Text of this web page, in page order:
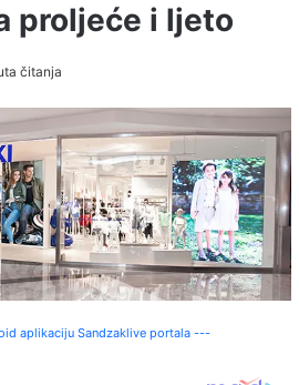
proljeće i ljeto
čitanja
aplikaciju Sandzaklive portala ---